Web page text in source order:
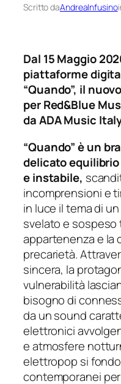
Scritto daAndreaInfusino
Dal 15 Maggio
piattaforme
“Quando”, il
per Red&Blue
da ADA Music
“Quando” è un
delicato
e instabile,
incomprensioni e
in luce il tema di
svelato e sospeso
appartenenza e la
precarietà.
sincera, la
vulnerabilità
bisogno di
da un sound
elettronici
e atmosfere
elettropop si
contemporanei